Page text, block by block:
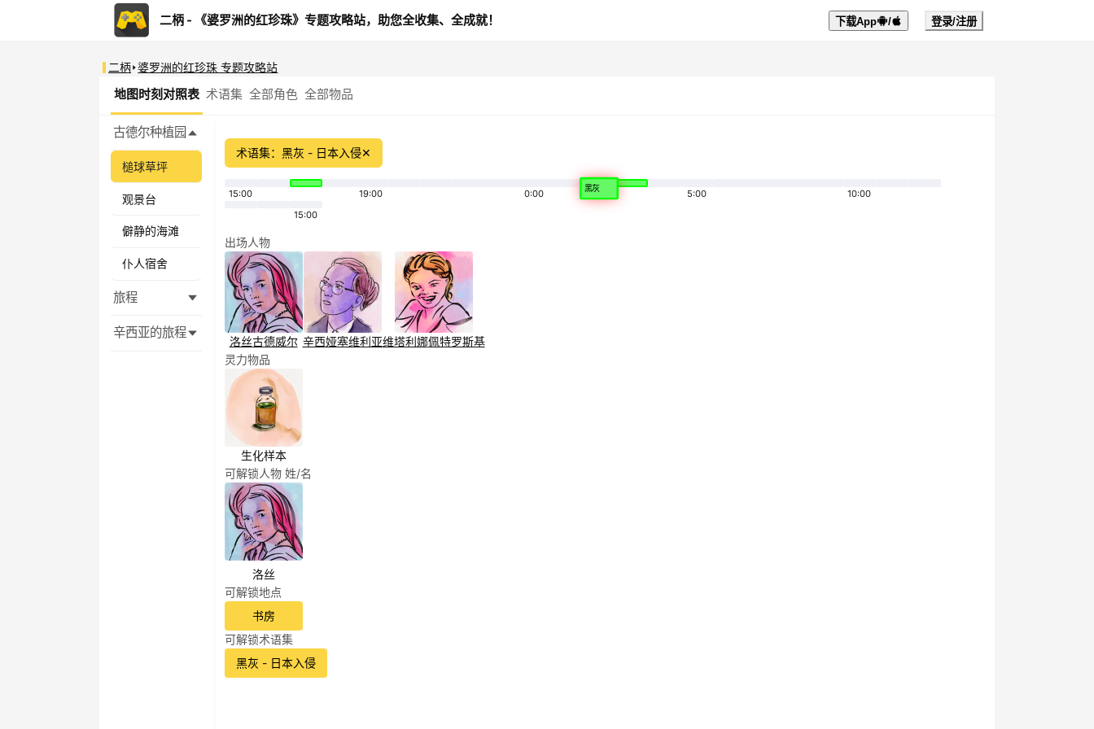
二柄 - 《婆罗洲的红珍珠》专题攻略站，助您全收集、全成就！ 下载App / 登录/注册
二柄 婆罗洲的红珍珠 专题攻略站
地图时刻对照表 术语集 全部角色 全部物品
古德尔种植园
槌球草坪
观景台
僻静的海滩
仆人宿舍
旅程
辛西亚的旅程
术语集：黑灰 - 日本入侵✕
15:00 19:00 0:00 黑灰 5:00
10:00
15:00
出场人物
洛丝古德威尔 辛西娅塞维利亚维塔利娜佩特罗斯基
灵力物品
生化样本
可解锁人物 姓/名
洛丝
可解锁地点
书房
可解锁术语集
黑灰 - 日本入侵